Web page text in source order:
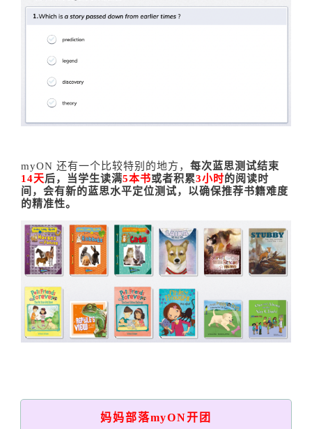
myON 还有一个比较特别的地方，每次蓝思测试结束
14天后，当学生读满5本书或者积累3小时的阅读时
间，会有新的蓝思水平定位测试，以确保推荐书籍难度
的精准性。
妈妈部落myON开团